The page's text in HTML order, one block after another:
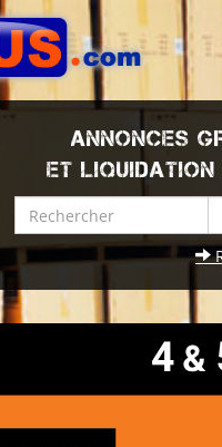
ANNONCES
ET